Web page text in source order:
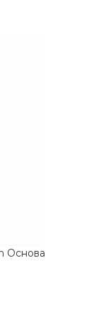
Основа